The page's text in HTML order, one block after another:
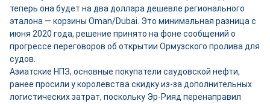
теперь она будет на два доллара дешевле регионального
эталона — корзины Oman/Dubai. Это минимальная разница с
июня 2020 года, решение принято на фоне сообщений о
прогрессе переговоров об открытии Ормузского пролива для
судов.
Азиатские НПЗ, основные покупатели саудовской нефти,
ранее просили у королевства скидку из-за дополнительных
логистических затрат, поскольку Эр-Рияд перенаправил